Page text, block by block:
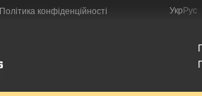
Політика конфіденційності Укр Рус